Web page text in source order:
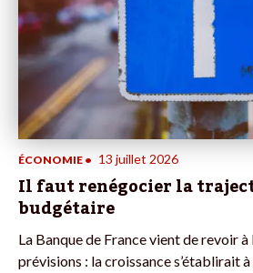
ÉCONOMIE • 13 juillet 2026
Il faut renégocier la
budgétaire
La Banque de France vient de revoir à
prévisions : la croissance s’établirait à